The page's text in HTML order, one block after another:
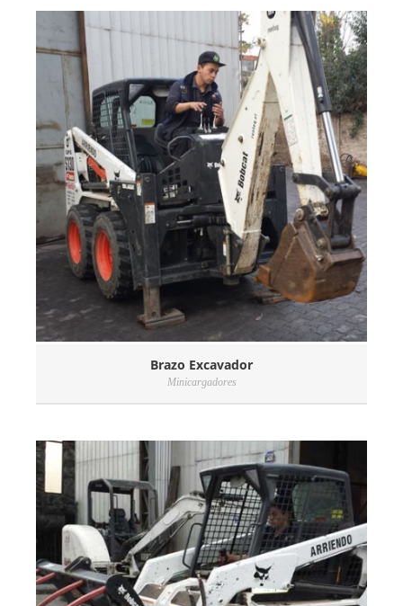
Brazo Excavador
Minicargadores